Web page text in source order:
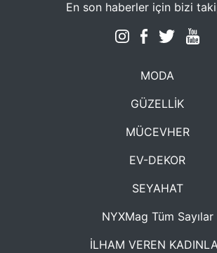
En son haberler için bizi
MODA
GÜZELLİK
MÜCEVHER
EV-DEKOR
SEYAHAT
NYXMag Tüm Sayılar
İLHAM VEREN